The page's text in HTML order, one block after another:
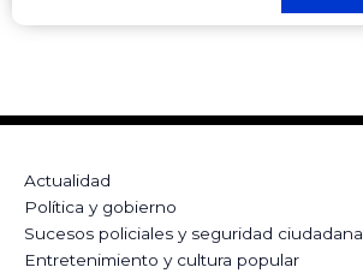
Actualidad
Política y gobierno
Sucesos policiales y seguridad ciudadana
Entretenimiento y cultura popular